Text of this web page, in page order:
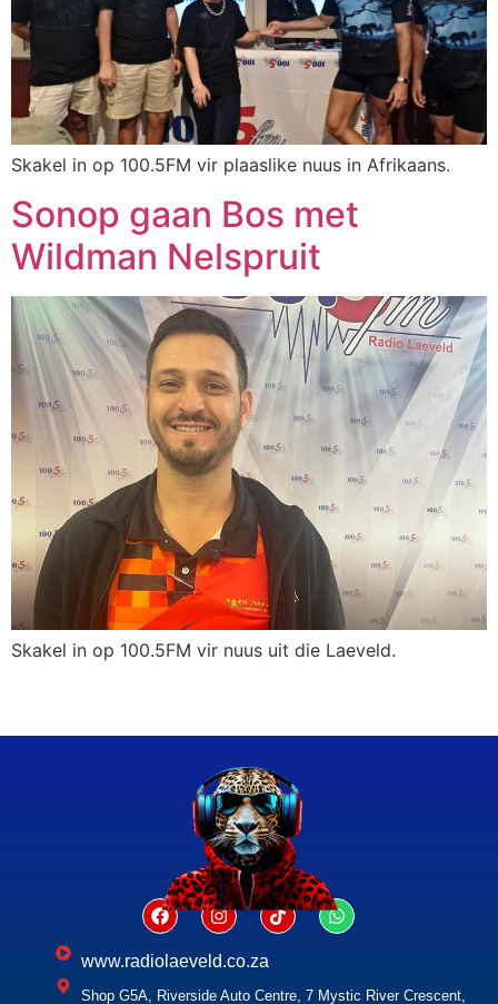
Skakel in op 100.5FM vir plaaslike nuus in Afrikaans.
Sonop gaan Bos met
Wildman Nelspruit
Skakel in op 100.5FM vir nuus uit die Laeveld.
www.radiolaeveld.co.za
Shop G5A, Riverside Auto Centre, 7 Mystic River Crescent,